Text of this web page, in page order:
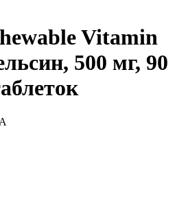
Vitamin
500 мг, 90